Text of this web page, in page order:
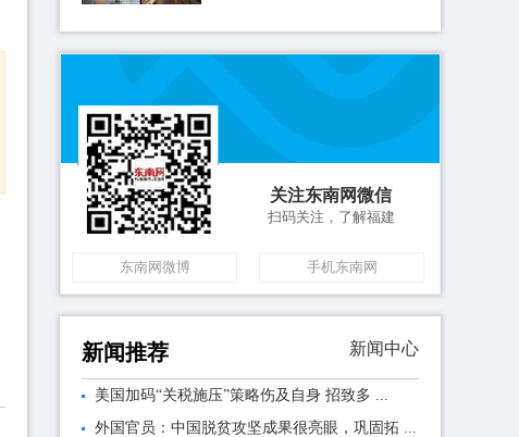
关注东南网微信
扫码关注，了解福建
东南网微博 手机东南网
新闻推荐 新闻中心
美国加码“关税施压”策略伤及自身 招致多 ...
外国官员：中国脱贫攻坚成果很亮眼，巩固拓 ...